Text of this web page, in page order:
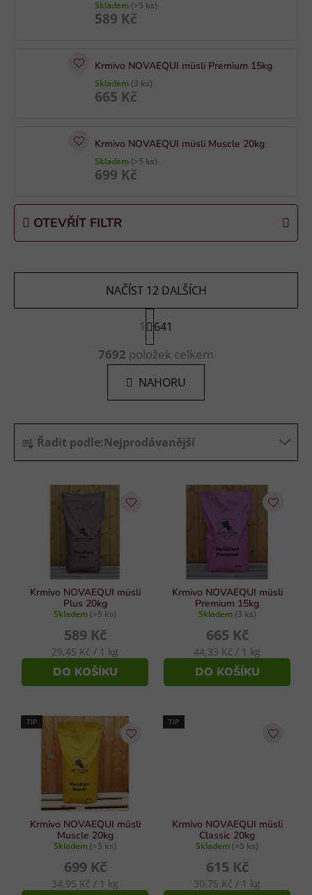
Skladem (>5 ks)
589 Kč
Krmivo NOVAEQUI müsli Premium 15kg
Skladem (3 ks)
665 Kč
Krmivo NOVAEQUI müsli Muscle 20kg
Skladem (>5 ks)
699 Kč
Ř
a
z
ů
Řadit podle:Nejprodávanější
OTEVŘÍT FILTR
Krmivo NOVAEQUI müsli
Plus 20kg
Skladem (>5 ks)
589 Kč
Měrná
cena:
29,45 Kč / 1 kg
DO KOŠÍKU
Krmivo NOVAEQUI müsli
Premium 15kg
Skladem (3 ks)
665 Kč
Měrná
cena:
44,33 Kč / 1 kg
DO KOŠÍKU
TIP
Krmivo NOVAEQUI müsli
Muscle 20kg
Skladem (>5 ks)
699 Kč
Měrná
34,95 Kč / 1 kg
TIP
Krmivo NOVAEQUI müsli
Classic 20kg
Skladem (>5 ks)
615 Kč
Měrná
30,75 Kč / 1 kg
v
l
á
d
a
í
p
NAČÍST 12 DALŠÍCH
S
t
á
n
k
á
í
1 641
7692 položek celkem
NAHORU